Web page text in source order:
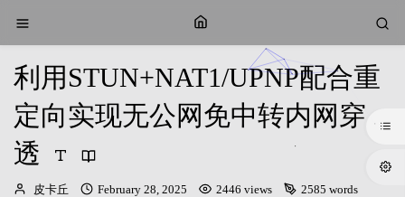
利用STUN+NAT1/UPNP配合重
定向实现无公网免中转内网穿
透
Author：
皮卡丘
发
February 28, 2025 2446 views
2585 words